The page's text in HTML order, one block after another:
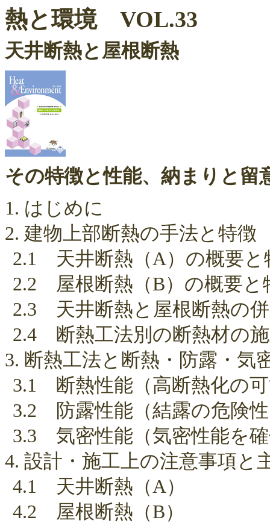
熱と環境 VOL.33
天井断熱と屋根断熱
その特徴と性能、納まりと留
1. はじめに
2. 建物上部断熱の手法と特徴
2.1 天井断熱（A）の概要と
2.2 屋根断熱（B）の概要と
2.3 天井断熱と屋根断熱の
2.4 断熱工法別の断熱材の
3. 断熱工法と断熱・防露・気
3.1 断熱性能（高断熱化の
3.2 防露性能（結露の危険
3.3 気密性能（気密性能を
4. 設計・施工上の注意事項と
4.1 天井断熱（A）
4.2 屋根断熱（B）